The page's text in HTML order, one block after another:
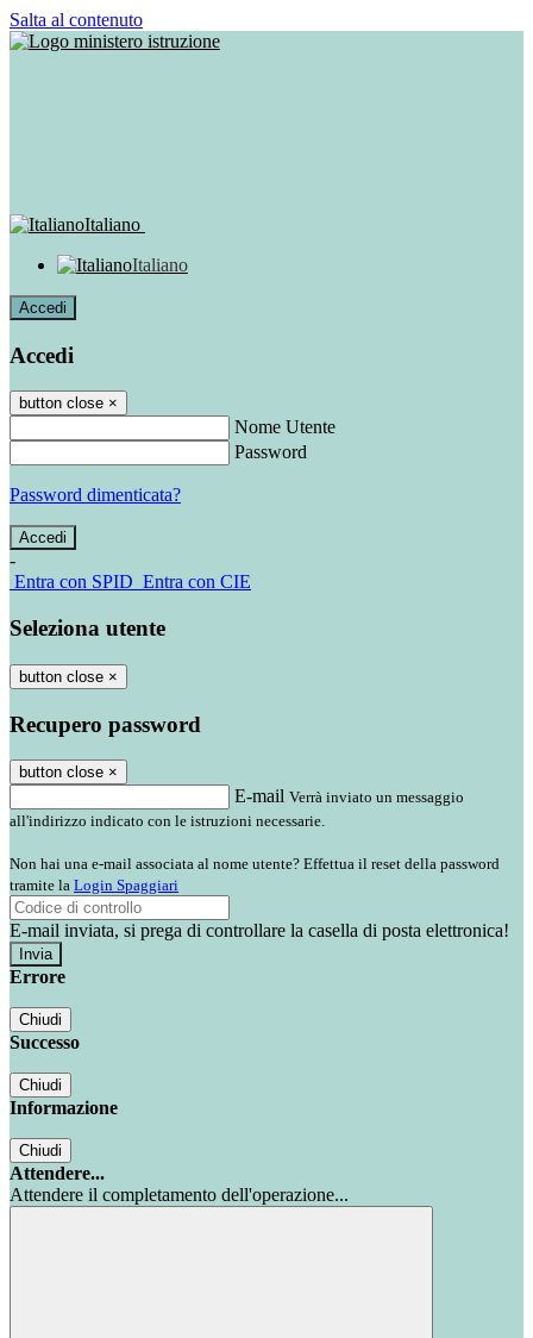
Salta al contenuto
Italiano
Italiano
Accedi
Accedi
button close ×
Nome Utente
Password
Password dimenticata?
-
Entra con SPID Entra con CIE
Seleziona utente
button close ×
Recupero password
button close ×
E-mail Verrà inviato un messaggio
all'indirizzo indicato con le istruzioni necessarie.
Non hai una e-mail associata al nome utente? Effettua il reset della password
tramite la Login Spaggiari
E-mail inviata, si prega di controllare la casella di posta elettronica!
Errore
Chiudi
Successo
Chiudi
Informazione
Chiudi
Attendere...
Attendere il completamento dell'operazione...